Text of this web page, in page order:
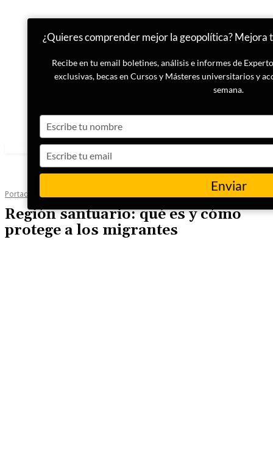
Portada Actualidad
Región santuario: qué es y cómo
protege a los migrantes
¿Quieres comprender mejor la geopolítica? Mejora
Recibe en tu email boletines, análisis e informes de
exclusivas, becas en Cursos y Másteres universitarios y
semana.
your
name
your
email
Enviar